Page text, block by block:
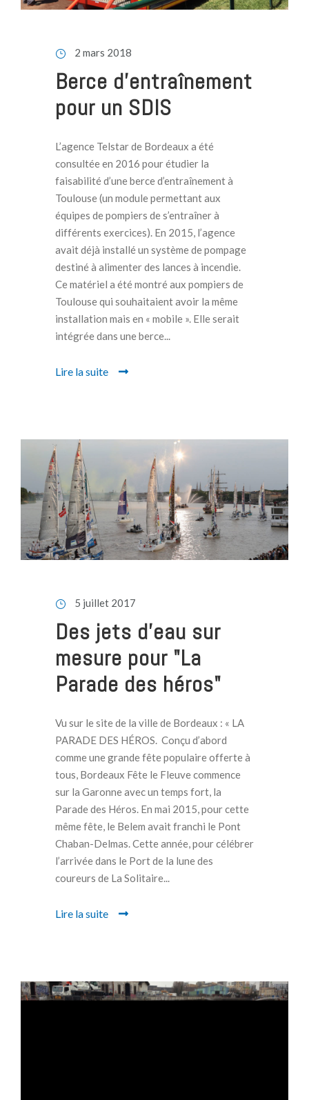
2 mars 2018
Berce d’entraînement
pour un SDIS
L’agence Telstar de Bordeaux a été
consultée en 2016 pour étudier la
faisabilité d’une berce d’entraînement à
Toulouse (un module permettant aux
équipes de pompiers de s’entraîner à
différents exercices). En 2015, l’agence
avait déjà installé un système de pompage
destiné à alimenter des lances à incendie.
Ce matériel a été montré aux pompiers de
Toulouse qui souhaitaient avoir la même
installation mais en « mobile ». Elle serait
intégrée dans une berce...
Lire la suite
5 juillet 2017
Des jets d’eau sur
mesure pour "La
Parade des héros"
Vu sur le site de la ville de Bordeaux : « LA
PARADE DES HÉROS. Conçu d’abord
comme une grande fête populaire offerte à
tous, Bordeaux Fête le Fleuve commence
sur la Garonne avec un temps fort, la
Parade des Héros. En mai 2015, pour cette
même fête, le Belem avait franchi le Pont
Chaban-Delmas. Cette année, pour célébrer
l’arrivée dans le Port de la lune des
coureurs de La Solitaire...
Lire la suite